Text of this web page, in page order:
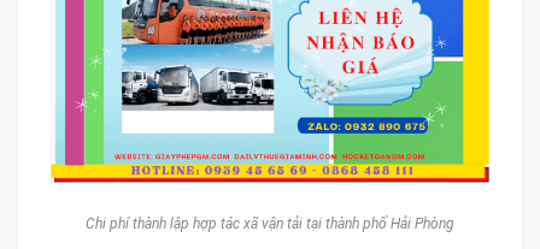
Chi phí thành lập hợp tác xã vận tải tại thành phố Hải Phòng